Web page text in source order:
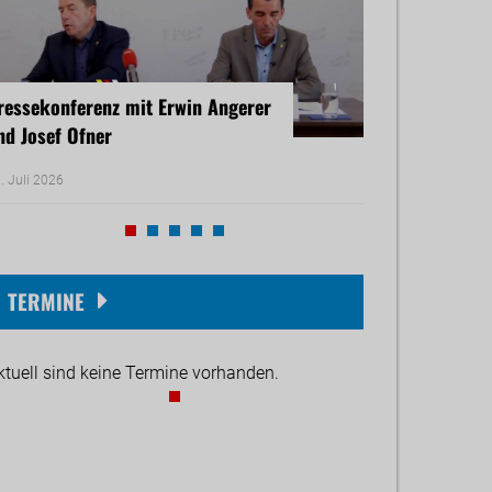
mit Erwin Angerer
Josef Ofner
Juli 2026
Michael Reiner
TERMINE
sind keine Termine vorhanden.